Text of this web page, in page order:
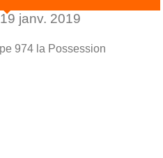
19 janv. 2019
974 la Possession